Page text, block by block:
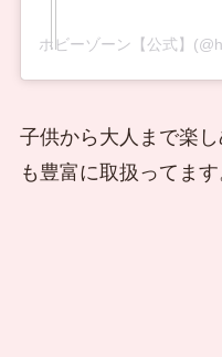
子供から大人まで楽
も豊富に取扱ってます